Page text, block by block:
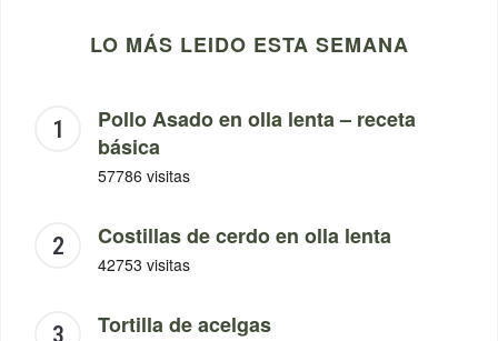
LO MÁS LEIDO ESTA SEMANA
Pollo Asado en olla lenta – receta
básica
57786 visitas
Costillas de cerdo en olla lenta
42753 visitas
Tortilla de acelgas